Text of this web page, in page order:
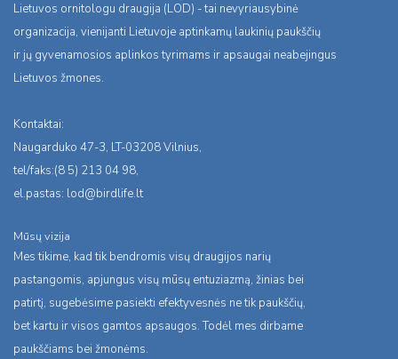
Lietuvos ornitologu draugija (LOD) - tai nevyriausybinė
organizacija, vienijanti Lietuvoje aptinkamų laukinių paukščių
ir jų gyvenamosios aplinkos tyrimams ir apsaugai neabejingus
Lietuvos žmones.
Kontaktai:
Naugarduko 47-3, LT-03208 Vilnius,
tel/faks:(8 5) 213 04 98,
el.pastas: lod@birdlife.lt
Mūsų vizija
Mes tikime, kad tik bendromis visų draugijos narių
pastangomis, apjungus visų mūsų entuziazmą, žinias bei
patirtį, sugebėsime pasiekti efektyvesnės ne tik paukščių,
bet kartu ir visos gamtos apsaugos. Todėl mes dirbame
paukščiams bei žmonėms.